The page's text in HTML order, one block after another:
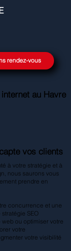
rendez-vous
à votre stratégie et à
nous saurons vous
prendre en
concurrence et une
SEO
ou optimiser votre
votre
votre visibilité
vos clients
au Havre